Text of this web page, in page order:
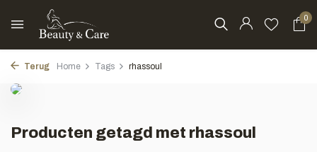
0
Terug Home Tags rhassoul
Producten getagd met rhassoul